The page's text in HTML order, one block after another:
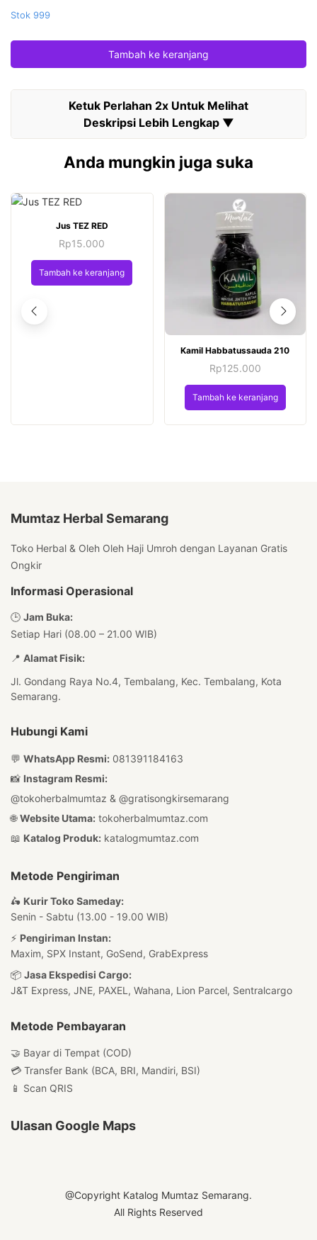
Stok 999
Tambah ke keranjang
Anda mungkin juga suka
Jus TEZ RED
Rp15.000
Tambah ke keranjang
Kamil Habbatussauda 210
Rp125.000
Tambah ke keranjang
Mumtaz Herbal Semarang
Toko Herbal & Oleh Oleh Haji Umroh dengan Layanan Gratis
Ongkir
Informasi Operasional
🕒 Jam Buka:
Setiap Hari (08.00 – 21.00 WIB)
📍 Alamat Fisik:
Jl. Gondang Raya No.4, Tembalang, Kec. Tembalang, Kota
Semarang.
Hubungi Kami
💬 WhatsApp Resmi: 081391184163
📸 Instagram Resmi:
@tokoherbalmumtaz & @gratisongkirsemarang
🌐Website Utama: tokoherbalmumtaz.com
📖 Katalog Produk: katalogmumtaz.com
Metode Pengiriman
🛵 Kurir Toko Sameday:
Senin - Sabtu (13.00 - 19.00 WIB)
⚡ Pengiriman Instan:
Maxim, SPX Instant, GoSend, GrabExpress
📦 Jasa Ekspedisi Cargo:
J&T Express, JNE, PAXEL, Wahana, Lion Parcel, Sentralcargo
Metode Pembayaran
🤝 Bayar di Tempat (COD)
💳 Transfer Bank (BCA, BRI, Mandiri, BSI)
📱 Scan QRIS
Ulasan Google Maps
@Copyright Katalog Mumtaz Semarang.
All Rights Reserved